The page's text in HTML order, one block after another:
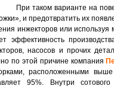
таком варианте на
и предотвратить их
инжекторов или
эффективность
насосов и прочих
по этой причине компания
расположенными выше
95%. Внутри